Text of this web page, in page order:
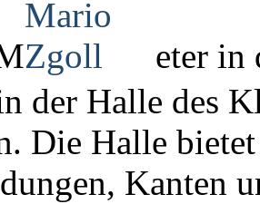
eter in
der Halle des
Die Halle
Kanten